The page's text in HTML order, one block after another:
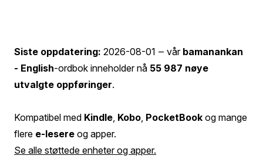
Siste oppdatering: 2026-08-01 ‒ vår bamanankan
- English-ordbok inneholder nå 55 987 nøye
utvalgte oppføringer.
Kompatibel med Kindle Kobo PocketBook og mange
flere e-lesere og apper.
Se alle støttede enheter og apper.